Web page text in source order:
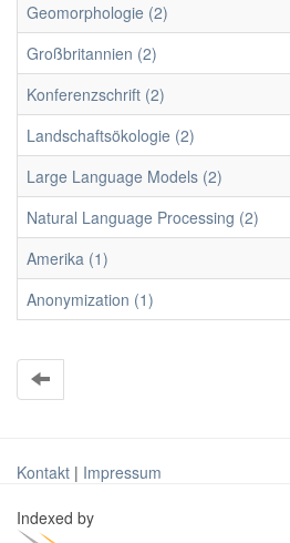
Geomorphologie (2)
Großbritannien (2)
Konferenzschrift (2)
Landschaftsökologie (2)
Large Language Models (2)
Natural Language Processing (2)
Amerika (1)
Anonymization (1)
Kontakt | Impressum
Indexed by